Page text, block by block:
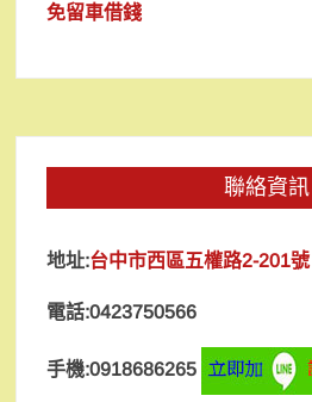
免留車借錢
聯絡資訊
地址:台中市西區五權路2-201號
電話:0423750566
手機:0918686265